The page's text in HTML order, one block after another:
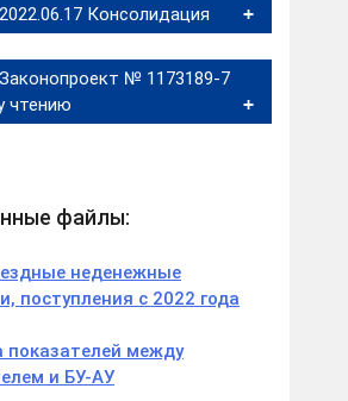
Консолидация
№ 1173189-7
чтению
файлы:
неденежные
поступления с 2022 года
показателей между
и БУ-АУ